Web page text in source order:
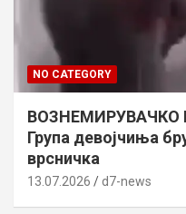
NO CATEGORY
Група девојчиња
врсничка
13.07.2026 d7-news